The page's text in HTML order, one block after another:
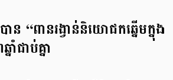
“ពានរង្វាន់និយោជកឆ្នើមក្នុង
ជាប់គ្នា